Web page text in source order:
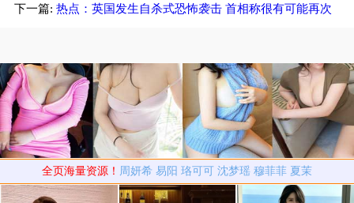
销
下一篇: 热点：英国发生自杀式恐怖袭击 首相称很有可能再次
全页海量资源！ 周妍希 易阳 珞可可 沈梦瑶 穆菲菲 夏茉